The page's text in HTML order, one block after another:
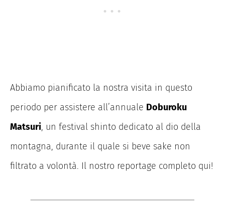
Abbiamo pianificato la nostra visita in questo
periodo per assistere all’annuale Doburoku
Matsuri, un festival shinto dedicato al dio della
montagna, durante il quale si beve sake non
filtrato a volontà. Il nostro reportage completo qui!